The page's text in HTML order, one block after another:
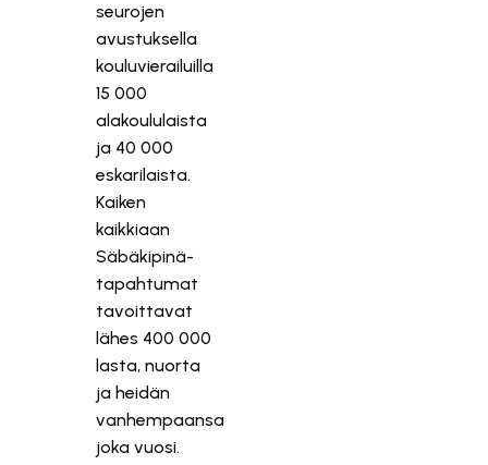
seurojen
avustuksella
kouluvierailuilla
15 000
alakoululaista
ja 40 000
eskarilaista.
Kaiken
kaikkiaan
Säbäkipinä-
tapahtumat
tavoittavat
lähes 400 000
lasta, nuorta
ja heidän
vanhempaansa
joka vuosi.